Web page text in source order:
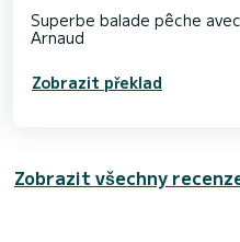
Superbe balade pêche
Arnaud
Zobrazit překlad
Zobrazit všechny